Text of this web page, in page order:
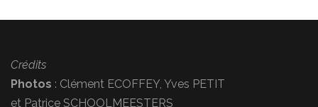
Crédits
Photos : Clément ECOFFEY, Yves PETIT
et Patrice SCHOOLMEESTERS